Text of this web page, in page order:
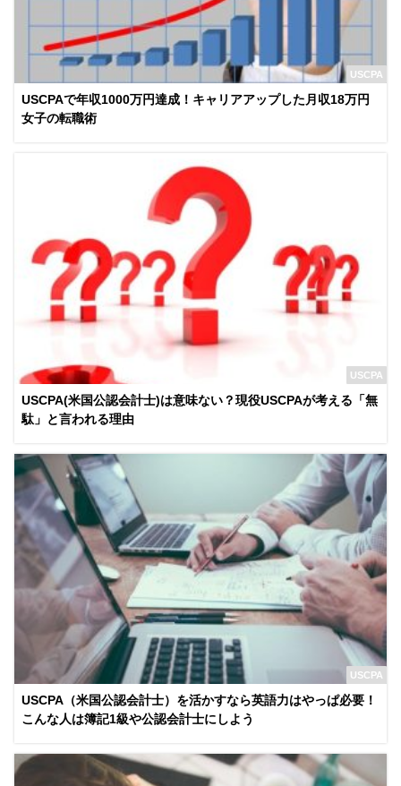
USCPA
USCPAで年収1000万円達成！キャリアアップした月収18万円
女子の転職術
USCPA
USCPA(米国公認会計士)は意味ない？現役USCPAが考える「無
駄」と言われる理由
USCPA
USCPA（米国公認会計士）を活かすなら英語力はやっぱ必要！
こんな人は簿記1級や公認会計士にしよう